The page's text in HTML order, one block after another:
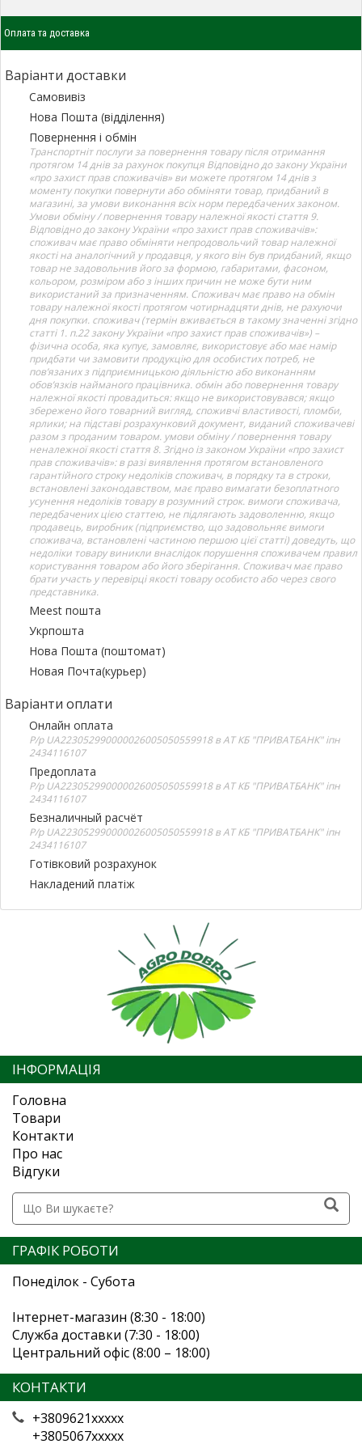
Оплата та доставка
Варіанти доставки
Самовивіз
Нова Пошта (відділення)
Повернення і обмін
Транспортніт послуги за повернення товару після отримання
протягом 14 днів за рахунок покупця Відповідно до закону України
«про захист прав споживачів» ви можете протягом 14 днів з
моменту покупки повернути або обміняти товар, придбаний в
магазині, за умови виконання всіх норм передбачених законом.
Умови обміну / повернення товару належної якості стаття 9.
Відповідно до закону України «про захист прав споживачів»:
споживач має право обміняти непродовольчий товар належної
якості на аналогічний у продавця, у якого він був придбаний, якщо
товар не задовольнив його за формою, габаритами, фасоном,
кольором, розміром або з інших причин не може бути ним
використаний за призначенням. Споживач має право на обмін
товару належної якості протягом чотирнадцяти днів, не рахуючи
дня покупки. споживач (термін вживається в такому значенні згідно
статті 1. п.22 закону України «про захист прав споживачів») –
фізична особа, яка купує, замовляє, використовує або має намір
придбати чи замовити продукцію для особистих потреб, не
пов’язаних з підприємницькою діяльністю або виконанням
обов’язків найманого працівника. обмін або повернення товару
належної якості провадиться: якщо не використовувався; якщо
збережено його товарний вигляд, споживчі властивості, пломби,
ярлики; на підставі розрахунковий документ, виданий споживачеві
разом з проданим товаром. умови обміну / повернення товару
неналежної якості стаття 8. Згідно із законом України «про захист
прав споживачів»: в разі виявлення протягом встановленого
гарантійного строку недоліків споживач, в порядку та в строки,
встановлені законодавством, має право вимагати безоплатного
усунення недоліків товару в розумний строк. вимоги споживача,
передбачених цією статтею, не підлягають задоволенню, якщо
продавець, виробник (підприємство, що задовольняє вимоги
споживача, встановлені частиною першою цієї статті) доведуть, що
недоліки товару виникли внаслідок порушення споживачем правил
користування товаром або його зберігання. Споживач має право
брати участь у перевірці якості товару особисто або через свого
представника.
Meest пошта
Укрпошта
Нова Пошта (поштомат)
Новая Почта(курьер)
Варіанти оплати
Онлайн оплата
Р/р UA223052990000026005050559918 в АТ КБ "ПРИВАТБАНК" іпн
2434116107
Предоплата
Р/р UA223052990000026005050559918 в АТ КБ "ПРИВАТБАНК" іпн
2434116107
Безналичный расчёт
Р/р UA223052990000026005050559918 в АТ КБ "ПРИВАТБАНК" іпн
2434116107
Готівковий розрахунок
Накладений платіж
ІНФОРМАЦІЯ
Головна
Товари
Контакти
Про нас
Відгуки
ГРАФІК РОБОТИ
Понеділок - Субота
Інтернет-магазин (8:30 - 18:00)
Служба доставки (7:30 - 18:00)
Центральний офіс (8:00 – 18:00)
КОНТАКТИ
+3809621xxxxx
+3805067xxxxx